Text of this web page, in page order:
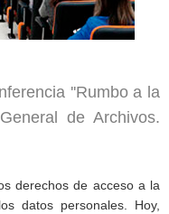
''Rumbo a la
de Archivos.
derechos de acceso a la
datos personales. Hoy,